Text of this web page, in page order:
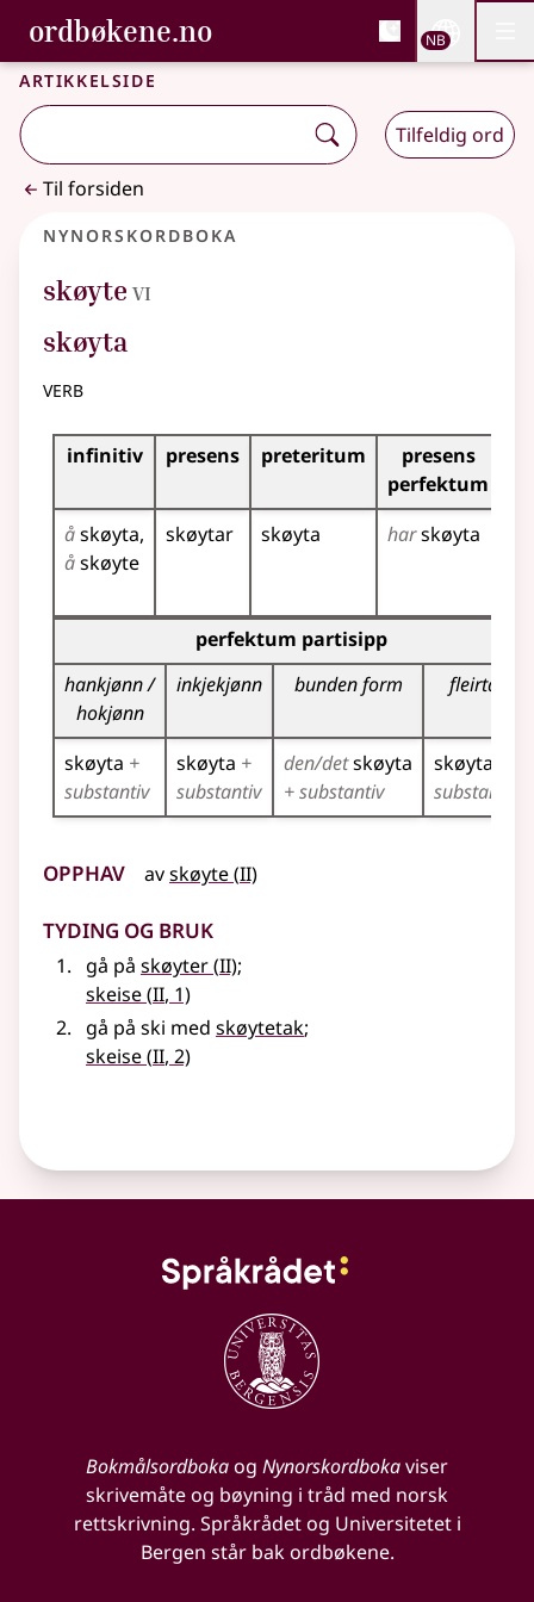
Gå til hovedinnhold
Tilgjengelighet
ordbøkene.no, Bokmålsordboka og
Bokmålsordboka og Nynorskordboka
NB
Artikkelside
Tilfeldig ord
Til forsiden
Nynorskordboka
skøyte 6
VI
skøyta
verb
Bøyningstabell for dette verbet
infinitiv presens preteritum
presens
perfektum
åskøyta
åskøyte
skøytar skøyta harskøyta
Bøyningstabell for dette verbet (partisippformer)
perfektum partisipp
hankjønn /
hokjønn
inkjekjønn bunden form fleirtal
skøyta +
substantiv
skøyta +
substantiv
den/detskøyta
+ substantiv
skøyta
substantiv
Opphav avskøyte(2
II)
Tyding og bruk
gå på skøyter(2
II);
skeise(2
II, 1)
gå på ski med skøytetak;
skeise(2
II, 2)
Bokmålsordbokaog Nynorskordbokaviser
skrivemåte og bøyning i tråd med norsk
rettskrivning. Språkrådet og Universitetet i
Bergen står bak ordbøkene.